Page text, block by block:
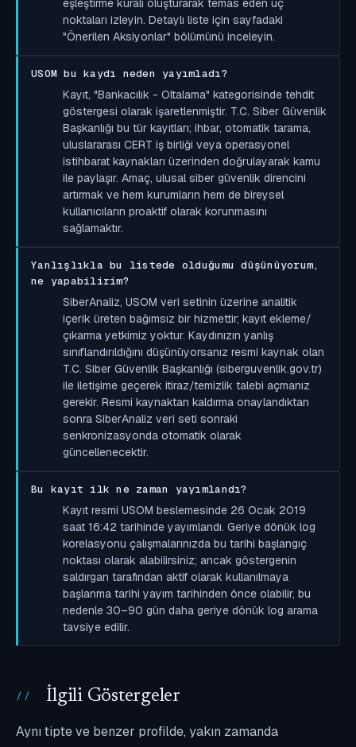
noktaları izleyin. Detaylı liste için sayfadaki
"Önerilen Aksiyonlar" bölümünü inceleyin.
USOM bu kaydı neden yayımladı?
Kayıt, "Bankacılık - Oltalama" kategorisinde tehdit
göstergesi olarak işaretlenmiştir. T.C. Siber Güvenlik
Başkanlığı bu tür kayıtları; ihbar, otomatik tarama,
uluslararası CERT iş birliği veya operasyonel
istihbarat kaynakları üzerinden doğrulayarak kamu
ile paylaşır. Amaç, ulusal siber güvenlik direncini
artırmak ve hem kurumların hem de bireysel
kullanıcıların proaktif olarak korunmasını
sağlamaktır.
Yanlışlıkla bu listede olduğumu düşünüyorum,
ne yapabilirim?
SiberAnaliz, USOM veri setinin üzerine analitik
içerik üreten bağımsız bir hizmettir; kayıt ekleme/
çıkarma yetkimiz yoktur. Kaydınızın yanlış
sınıflandırıldığını düşünüyorsanız resmi kaynak olan
T.C. Siber Güvenlik Başkanlığı (siberguvenlik.gov.tr)
ile iletişime geçerek itiraz/temizlik talebi açmanız
gerekir. Resmi kaynaktan kaldırma onaylandıktan
sonra SiberAnaliz veri seti sonraki
senkronizasyonda otomatik olarak
güncellenecektir.
Bu kayıt ilk ne zaman yayımlandı?
Kayıt resmi USOM beslemesinde 26 Ocak 2019
saat 16:42 tarihinde yayımlandı. Geriye dönük log
korelasyonu çalışmalarınızda bu tarihi başlangıç
noktası olarak alabilirsiniz; ancak göstergenin
saldırgan tarafından aktif olarak kullanılmaya
başlanma tarihi yayım tarihinden önce olabilir, bu
nedenle 30–90 gün daha geriye dönük log arama
tavsiye edilir.
İlgili Göstergeler
Aynı tipte ve benzer profilde, yakın zamanda